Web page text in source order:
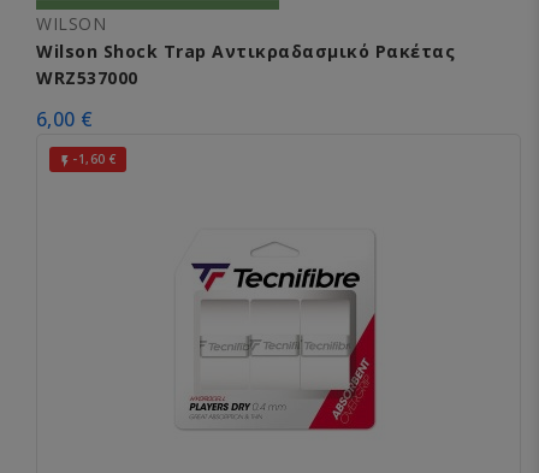
WILSON
Wilson Shock Trap Αντικραδασμικό Ρακέτας
WRZ537000
6,00 €
 -1,60 €